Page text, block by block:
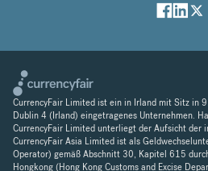
CurrencyFair Limited ist ein in Irland mit Sitz in
Dublin 4 (Irland) eingetragenes Unternehmen.
CurrencyFair Limited unterliegt der Aufsicht der
CurrencyFair Asia Limited ist als
Operator) gemäß Abschnitt 30, Kapitel 615
Hongkong (Hong Kong Customs and Excise